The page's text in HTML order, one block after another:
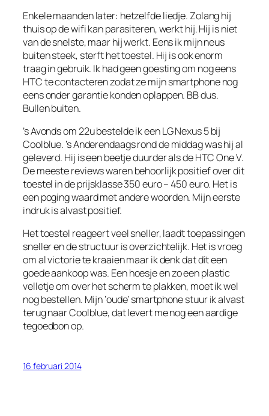
Enkele maanden later: hetzelfde liedje. Zolang hij
thuis op de wifi kan parasiteren, werkt hij. Hij is niet
van de snelste, maar hij werkt. Eens ik mijn neus
buiten steek, sterft het toestel. Hij is ook enorm
traag in gebruik. Ik had geen goesting om nog eens
HTC te contacteren zodat ze mijn smartphone nog
eens onder garantie konden oplappen. BB dus.
Bullen buiten.
’s Avonds om 22u bestelde ik een LG Nexus 5 bij
Coolblue. ’s Anderendaags rond de middag was hij al
geleverd. Hij is een beetje duurder als de HTC One V.
De meeste reviews waren behoorlijk positief over dit
toestel in de prijsklasse 350 euro – 450 euro. Het is
een poging waard met andere woorden. Mijn eerste
indruk is alvast positief.
Het toestel reageert veel sneller, laadt toepassingen
sneller en de structuur is overzichtelijk. Het is vroeg
om al victorie te kraaien maar ik denk dat dit een
goede aankoop was. Een hoesje en zo een plastic
velletje om over het scherm te plakken, moet ik wel
nog bestellen. Mijn ‘oude’ smartphone stuur ik alvast
terug naar Coolblue, dat levert me nog een aardige
tegoedbon op.
16 februari 2014